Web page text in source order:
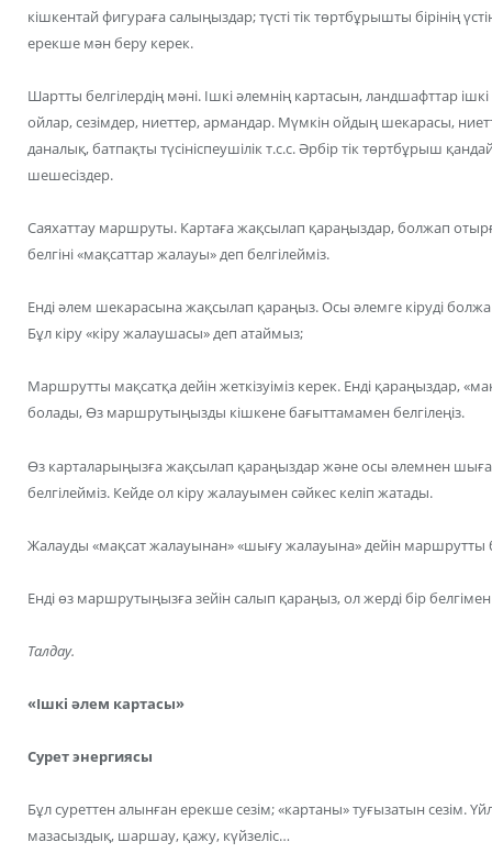
кішкентай фигураға салыңыздар; түсті тік төртбұрышты бірінің
ерекше мән беру керек.
Шартты белгілердің мәні. Ішкі әлемнің картасын, ландшафттар
ойлар, сезімдер, ниеттер, армандар. Мүмкін ойдың шекарасы,
даналық, батпақты түсініспеушілік т.с.с. Әрбір тік төртбұрыш
шешесіздер.
Саяхаттау маршруты. Картаға жақсылап қараңыздар, болжап
белгіні «мақсаттар жалауы» деп белгілейміз.
Енді әлем шекарасына жақсылап қараңыз. Осы әлемге кіруді
Бұл кіру «кіру жалаушасы» деп атаймыз;
Маршрутты мақсатқа дейін жеткізуіміз керек. Енді қараңыздар,
болады, Өз маршрутыңызды кішкене бағыттамамен белгілеңіз.
Өз карталарыңызға жақсылап қараңыздар және осы әлемнен
белгілейміз. Кейде ол кіру жалауымен сәйкес келіп жатады.
Жалауды «мақсат жалауынан» «шығу жалауына» дейін маршрутты
Енді өз маршрутыңызға зейін салып қараңыз, ол жерді бір белгімен
Талдау.
«Ішкі әлем картасы»
Сурет энергиясы
Бұл суреттен алынған ерекше сезім; «картаны» туғызатын сезім.
мазасыздық, шаршау, қажу, күйзеліс…